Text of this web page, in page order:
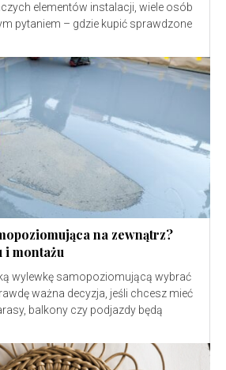
elementów instalacji, wiele osób
pytaniem – gdzie kupić sprawdzone
na zewnątrz?
montażu
wylewkę samopoziomującą wybrać
ważna decyzja, jeśli chcesz mieć
balkony czy podjazdy będą